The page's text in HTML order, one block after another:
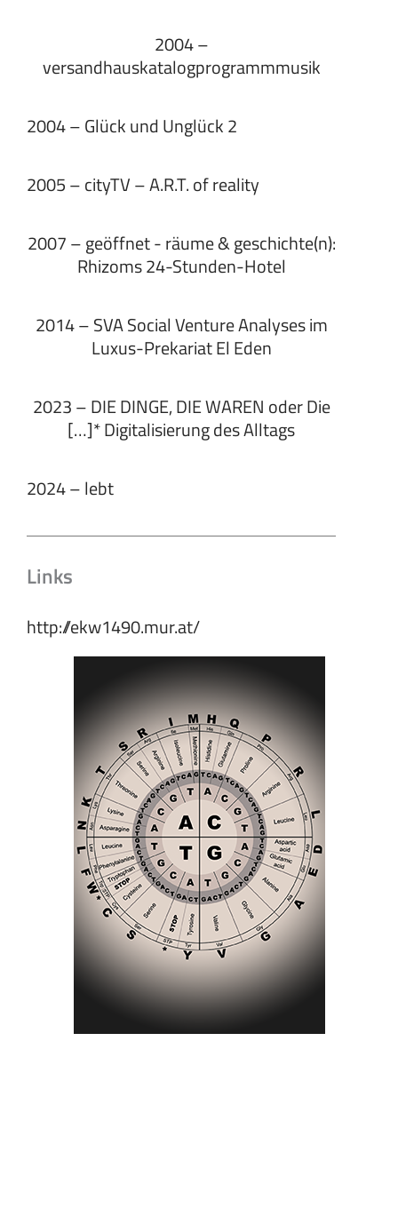
2004 –
versandhauskatalogprogrammmusik
2004 – Glück und Unglück 2
2005 – cityTV – A.R.T. of reality
2007 – geöffnet - räume & geschichte(n):
Rhizoms 24-Stunden-Hotel
2014 – SVA Social Venture Analyses im
Luxus-Prekariat El Eden
2023 – DIE DINGE, DIE WAREN oder Die
[…]* Digitalisierung des Alltags
2024 – lebt
Links
http://ekw1490.mur.at/